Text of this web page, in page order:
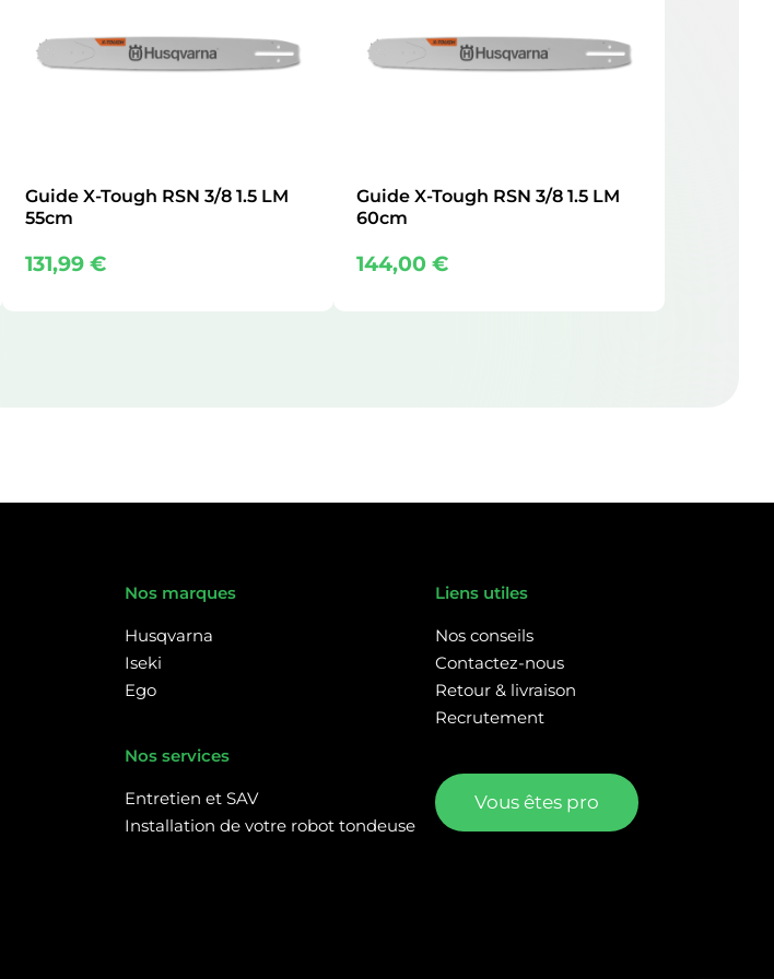
Guide X-Tough RSN 3/8 1.5 LM
55cm
131,99€
Guide X-Tough RSN 3/8 1.5 LM
60cm
144,00€
Nos marques
Husqvarna
Iseki
Ego
Nos services
Entretien et SAV
Installation de votre robot tondeuse
Liens utiles
Nos conseils
Contactez-nous
Retour & livraison
Recrutement
Vous êtes pro